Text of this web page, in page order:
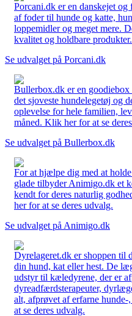
Porcani.dk er en danskejet
af foder til hunde og katte,
loppemidler og meget mere.
kvalitet og holdbare
Se udvalget på Porcani.dk
Bullerbox.dk er en goodiebox
det sjoveste hundelegetøj og
oplevelse for hele familien,
måned. Klik her for at se
Se udvalget på Bullerbox.dk
For at hjælpe dig med at
glade tilbyder Animigo.dk et
kendt for deres naturlig
her for at se deres udvalg.
Se udvalget på Animigo.dk
Dyrelageret.dk er shoppen til
din hund, kat eller hest. De
udstyr til kæledyrene, der er
dyreadfærdsterapeuter,
alt, afprøvet af erfarne
at se deres udvalg.